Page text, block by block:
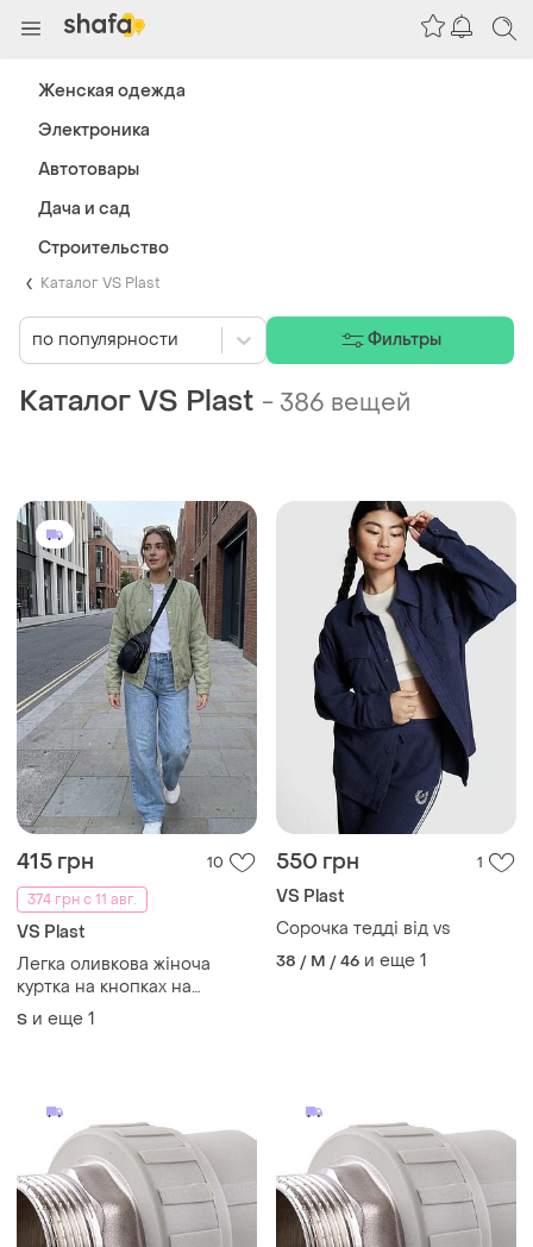
Каталог VS Plast
Каталог VS Plast - 386 вещей
415 грн
10
374 грн с 11 авг.
VS Plast
Легка оливкова жіноча
куртка на кнопках на
дівчину школярку
S и еще 1
550 грн 1
VS Plast
Сорочка тедді від vs
38 / M / 46 и еще 1
по популярности Фильтры
Женская одежда
Электроника
Автотовары
Дача и сад
Строительство